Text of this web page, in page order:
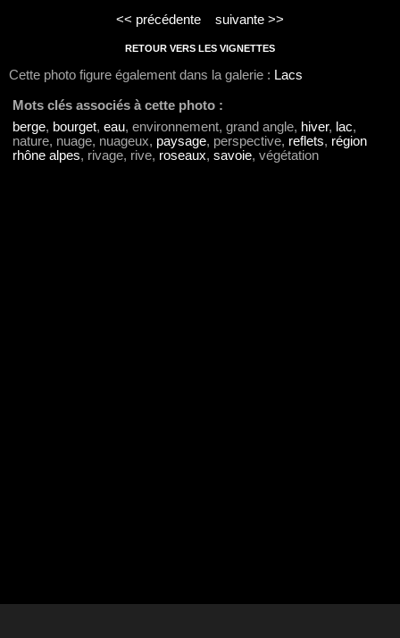
<< précédente suivante >>
RETOUR VERS LES VIGNETTES
Cette photo figure également dans la galerie : Lacs
Mots clés associés à cette photo :
berge, bourget, eau, environnement, grand angle, hiver, lac,
nature, nuage, nuageux, paysage, perspective, reflets, région
rhône alpes, rivage, rive, roseaux, savoie, végétation